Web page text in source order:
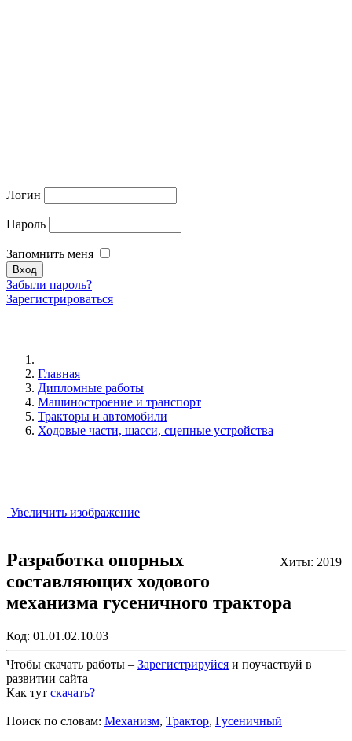
Логин
Пароль
Запомнить меня
Забыли пароль?
Зарегистрироваться
Главная
Дипломные работы
Машиностроение и транспорт
Тракторы и автомобили
Ходовые части, шасси, сцепные устройства
Увеличить изображение
Хиты: 2019
Разработка опорных
составляющих ходового
механизма гусеничного трактора
Код: 01.01.02.10.03
Чтобы скачать работы – Зарегистрируйся и поучаствуй в
развитии сайта
Как тут скачать?
Поиск по словам: Механизм, Трактор, Гусеничный